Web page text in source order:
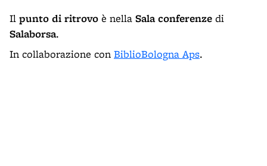
Il punto di ritrovo è nella Sala conferenze di
Salaborsa.
In collaborazione con BiblioBologna Aps.